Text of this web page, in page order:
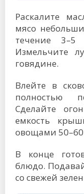
Раскалите
мясо
течение
Измельчите
говядине.
Влейте в
полностью
Сделайте
емкость
овощами
В конце
блюдо.
со свежей